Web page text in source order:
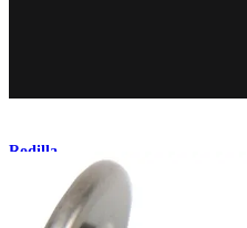
Rodilla
Set de instrumentos para